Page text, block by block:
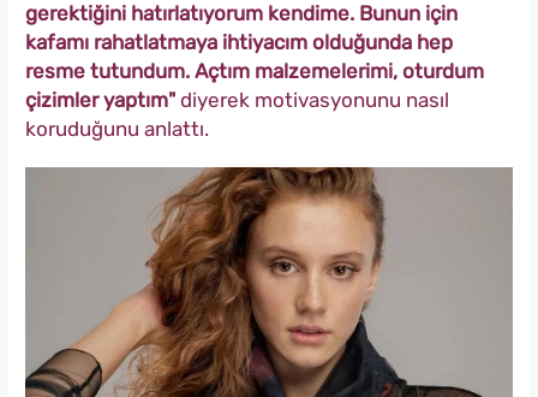
gerektiğini hatırlatıyorum kendime. Bunun için
kafamı rahatlatmaya ihtiyacım olduğunda hep
resme tutundum. Açtım malzemelerimi, oturdum
çizimler yaptım" diyerek motivasyonunu nasıl
koruduğunu anlattı.